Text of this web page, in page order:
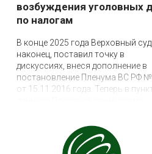
возбуждения уголовных
по налогам
В конце 2025 года Верховный суд,
наконец, поставил точку в
дискуссиях, внеся дополнение в
постановление Пленума ВС РФ
от 15.11.2016 года. Теперь в
налоговым преступлениям могут
возбуждаться только на
материалов, переданных